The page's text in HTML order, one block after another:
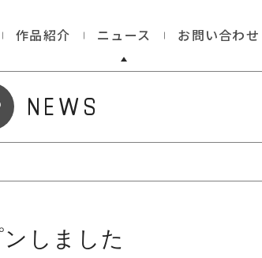
作品紹介 ニュース お問い合わせ
NEWS
しました